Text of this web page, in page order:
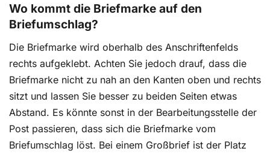
Wo kommt die Briefmarke auf den
Briefumschlag?
Die Briefmarke wird oberhalb des Anschriftenfelds
rechts aufgeklebt. Achten Sie jedoch drauf, dass die
Briefmarke nicht zu nah an den Kanten oben und rechts
sitzt und lassen Sie besser zu beiden Seiten etwas
Abstand. Es könnte sonst in der Bearbeitungsstelle der
Post passieren, dass sich die Briefmarke vom
Briefumschlag löst. Bei einem Großbrief ist der Platz